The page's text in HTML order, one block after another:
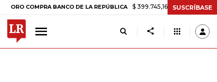
BANCO DE LA REPÚBLICA $ 399.745,16 +$ 2.295,71 +0,58%
SUSCRÍBASE